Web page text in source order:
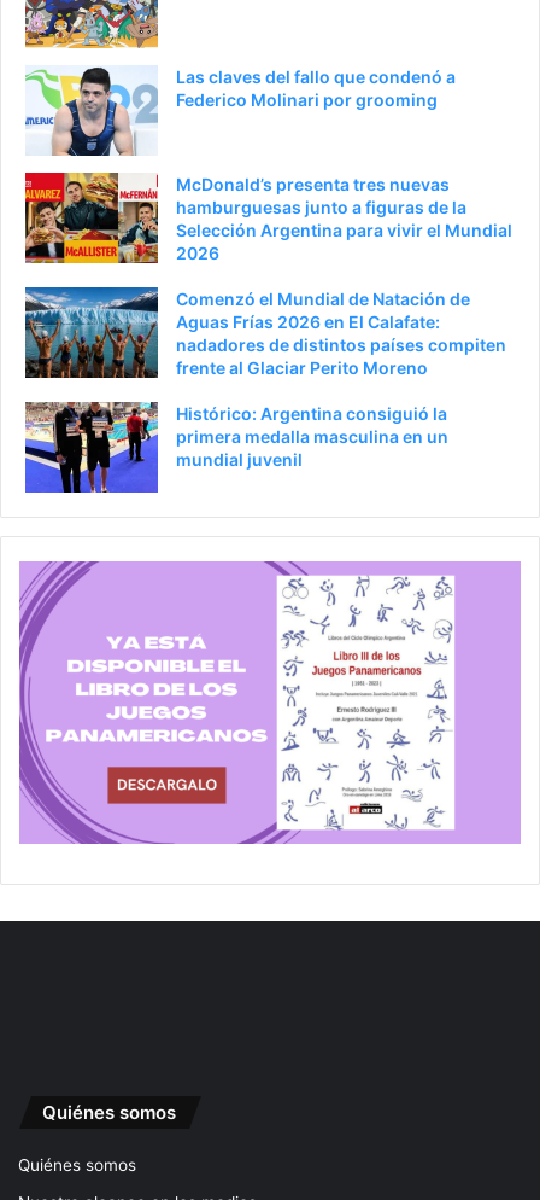
Las claves del fallo que condenó a
Federico Molinari por grooming
McDonald’s presenta tres nuevas
hamburguesas junto a figuras de la
Selección Argentina para vivir el Mundial
2026
Comenzó el Mundial de Natación de
Aguas Frías 2026 en El Calafate:
nadadores de distintos países compiten
frente al Glaciar Perito Moreno
Histórico: Argentina consiguió la
primera medalla masculina en un
mundial juvenil
Quiénes somos
Quiénes somos